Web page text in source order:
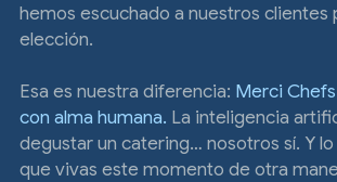
hemos escuchado a nuestros clientes
elección.
Esa es nuestra diferencia: Merci
con alma humana. La inteligencia
degustar un catering… nosotros sí. Y
que vivas este momento de otra